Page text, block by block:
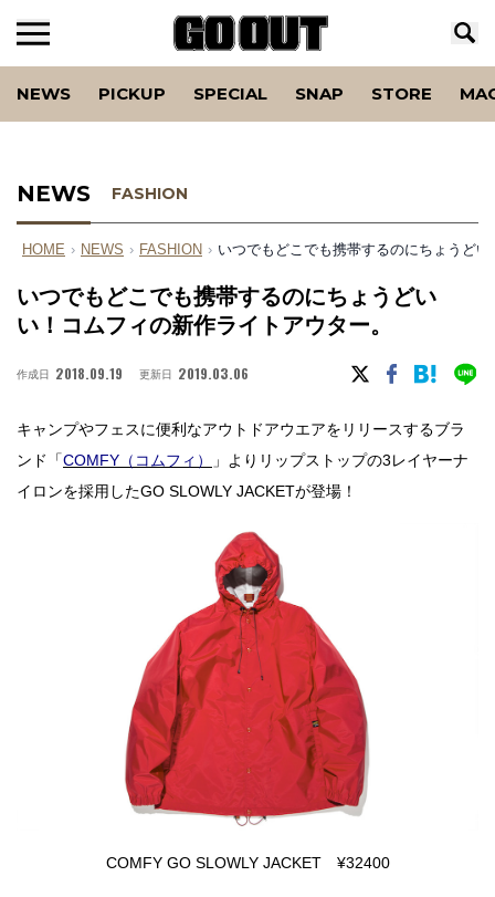
NEWS PICKUP SPECIAL SNAP STORE
NEWS FASHION
HOME › NEWS › FASHION › いつでもどこでも携帯するのにちょうど
いつでもどこでも携帯するのにちょうどい
い！コムフィの新作ライトアウター。
作成日 2018.09.19 更新日 2019.03.06
キャンプやフェスに便利なアウトドアウエアをリリースするブラ
ンド「COMFY（コムフィ）
」よりリップストップの3レイヤーナ
イロンを採用したGO SLOWLY JACKETが登場！
COMFY GO SLOWLY JACKET ¥32400